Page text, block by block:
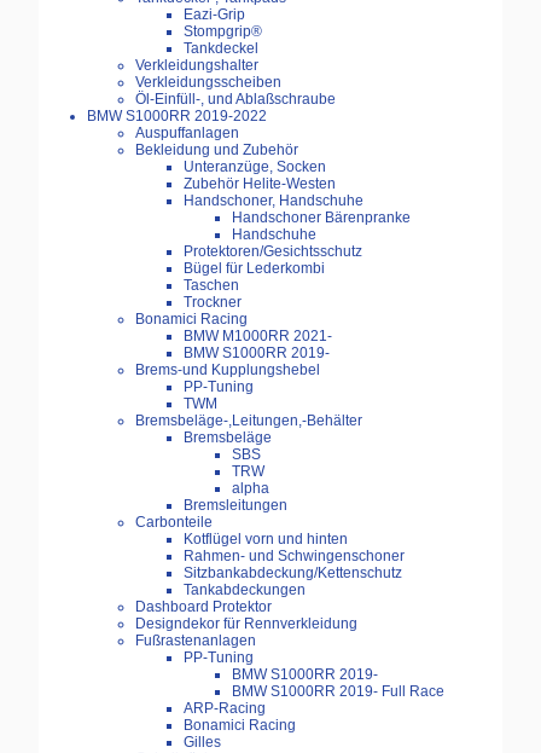
Eazi-Grip
Stompgrip®
Tankdeckel
Verkleidungshalter
Verkleidungsscheiben
Öl-Einfüll-, und Ablaßschraube
BMW S1000RR 2019-2022
Auspuffanlagen
Bekleidung und Zubehör
Unteranzüge, Socken
Zubehör Helite-Westen
Handschoner, Handschuhe
Handschoner Bärenpranke
Handschuhe
Protektoren/Gesichtsschutz
Bügel für Lederkombi
Taschen
Trockner
Bonamici Racing
BMW M1000RR 2021-
BMW S1000RR 2019-
Brems-und Kupplungshebel
PP-Tuning
TWM
Bremsbeläge-,Leitungen,-Behälter
Bremsbeläge
SBS
TRW
alpha
Bremsleitungen
Carbonteile
Kotflügel vorn und hinten
Rahmen- und Schwingenschoner
Sitzbankabdeckung/Kettenschutz
Tankabdeckungen
Dashboard Protektor
Designdekor für Rennverkleidung
Fußrastenanlagen
PP-Tuning
BMW S1000RR 2019-
BMW S1000RR 2019- Full Race
ARP-Racing
Bonamici Racing
Gilles